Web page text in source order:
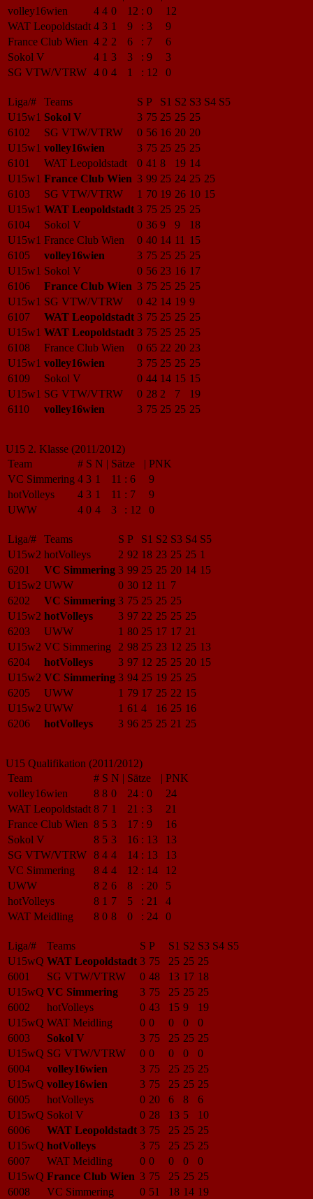
volley16wien
4 4 0 12 : 0
12
WAT Leopoldstadt 4 3 1 9 : 3
9
France Club Wien 4 2 2 6 : 7
6
Sokol V
4 1 3 3 : 9
3
SG VTW/VTRW 4 0 4 1 : 12 0
Liga/# Teams S P S1 S2 S3 S4 S5
U15w1 Sokol V 3 75 25 25 25
6102
SG VTW/VTRW 0 56 16 20 20
U15w1 volley16wien 3 75 25 25 25
6101
WAT Leopoldstadt 0 41 8 19 14
U15w1 France Club Wien 3 99 25 24 25 25
6103
SG VTW/VTRW 1 70 19 26 10 15
U15w1 WAT Leopoldstadt 3 75 25 25 25
6104
Sokol V 0 36 9 9
18
U15w1 France Club Wien 0 40 14 11 15
6105
volley16wien 3 75 25 25 25
U15w1 Sokol V 0 56 23 16 17
6106
France Club Wien 3 75 25 25 25
U15w1 SG VTW/VTRW 0 42 14 19 9
6107
WAT Leopoldstadt 3 75 25 25 25
U15w1 WAT Leopoldstadt 3 75 25 25 25
6108
France Club Wien 0 65 22 20 23
U15w1 volley16wien 3 75 25 25 25
6109
Sokol V 0 44 14 15 15
U15w1 SG VTW/VTRW 0 28 2 7
19
6110
volley16wien 3 75 25 25 25
U15 2. Klasse (2011/2012)
Team
# S N | Sätze | PNK
VC Simmering 4 3 1 11 : 6
9
hotVolleys
4 3 1 11 : 7
9
UWW
4 0 4 3 : 12 0
Liga/# Teams S P S1 S2 S3 S4 S5
U15w2 hotVolleys 2 92 18 23 25 25 1
6201
VC Simmering 3 99 25 25 20 14 15
U15w2 UWW 0 30 12 11 7
6202
VC Simmering 3 75 25 25 25
U15w2 hotVolleys 3 97 22 25 25 25
6203
UWW 1 80 25 17 17 21
U15w2 VC Simmering 2 98 25 23 12 25 13
6204
hotVolleys 3 97 12 25 25 20 15
U15w2 VC Simmering 3 94 25 19 25 25
6205
UWW 1 79 17 25 22 15
U15w2 UWW 1 61 4 16 25 16
6206
hotVolleys 3 96 25 25 21 25
U15 Qualifikation (2011/2012)
Team
# S N | Sätze | PNK
volley16wien
8 8 0 24 : 0
24
WAT Leopoldstadt 8 7 1 21 : 3
21
France Club Wien 8 5 3 17 : 9
16
Sokol V
8 5 3 16 : 13
13
SG VTW/VTRW 8 4 4 14 : 13
13
VC Simmering
8 4 4 12 : 14
12
UWW
8 2 6 8 : 20
5
hotVolleys
8 1 7 5 : 21
4
WAT Meidling
8 0 8 0 : 24 0
Liga/# Teams S P S1 S2 S3 S4 S5
U15wQ WAT Leopoldstadt 3 75 25 25 25
6001
SG VTW/VTRW 0 48 13 17 18
U15wQ VC Simmering 3 75 25 25 25
6002
hotVolleys 0 43 15 9
19
U15wQ WAT Meidling 0 0 0 0
0
6003
Sokol V 3 75 25 25 25
U15wQ SG VTW/VTRW 0 0 0 0
0
6004
volley16wien 3 75 25 25 25
U15wQ volley16wien 3 75 25 25 25
6005
hotVolleys 0 20 6 8
6
U15wQ Sokol V 0 28 13 5
10
6006
WAT Leopoldstadt 3 75 25 25 25
U15wQ hotVolleys 3 75 25 25 25
6007
WAT Meidling 0 0 0 0
0
U15wQ France Club Wien 3 75 25 25 25
6008
VC Simmering 0 51 18 14 19